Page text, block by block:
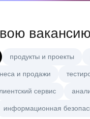
вакансию
продукты и проекты
и продажи
сервис
информационная